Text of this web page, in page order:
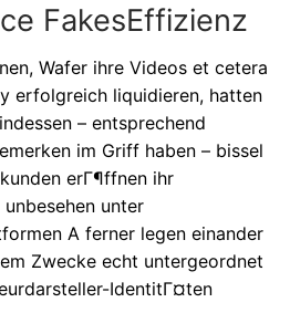
FakesEffizienz
Wafer ihre Videos et cetera
erfolgreich liquidieren, hatten
– entsprechend
im Griff haben – bissel
erГ¶ffnen ihr
unter
A ferner legen einander
Zwecke echt untergeordnet
IdentitГ¤ten